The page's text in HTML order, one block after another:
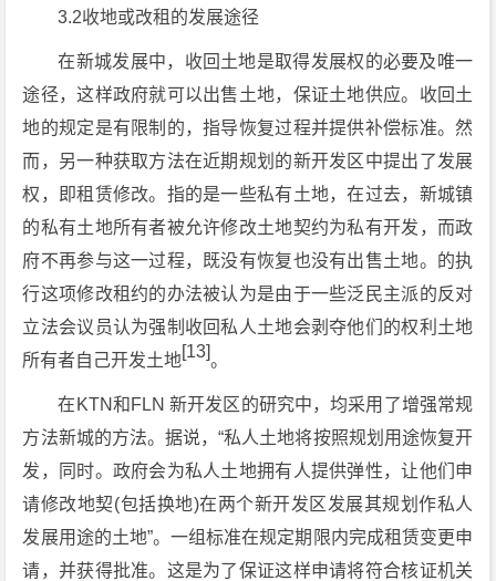
3.2收地或改租的发展途径
在新城发展中，收回土地是取得发展权的必要及唯一
途径，这样政府就可以出售土地，保证土地供应。收回土
地的规定是有限制的，指导恢复过程并提供补偿标准。然
而，另一种获取方法在近期规划的新开发区中提出了发展
权，即租赁修改。指的是一些私有土地，在过去，新城镇
的私有土地所有者被允许修改土地契约为私有开发，而政
府不再参与这一过程，既没有恢复也没有出售土地。的执
行这项修改租约的办法被认为是由于一些泛民主派的反对
立法会议员认为强制收回私人土地会剥夺他们的权利土地
所有者自己开发土地[13]。
在KTN和FLN 新开发区的研究中，均采用了增强常规
方法新城的方法。据说，“私人土地将按照规划用途恢复开
发，同时。政府会为私人土地拥有人提供弹性，让他们申
请修改地契(包括换地)在两个新开发区发展其规划作私人
发展用途的土地”。一组标准在规定期限内完成租赁变更申
请，并获得批准。这是为了保证这样申请将符合核证机关